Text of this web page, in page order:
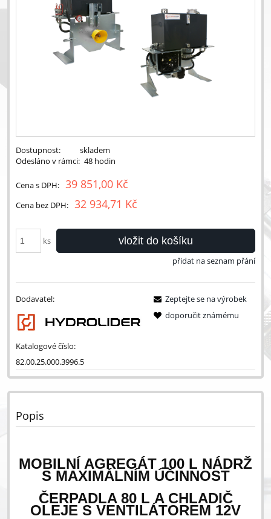
Dostupnost:
skladem
Odesláno v rámci: 48 hodin
Cena s DPH: 39 851,00 Kč
Cena bez DPH: 32 934,71 Kč
ks vložit do košíku
přidat na seznam přání
Dodavatel:
Katalogové číslo:
82.00.25.000.3996.5
Zeptejte se na výrobek
doporučit známému
Popis
MOBILNÍ AGREGÁT 100 L NÁDRŽ
S MAXIMÁLNÍM ÚČINNOST
ČERPADLA 80 L A CHLADIČ
OLEJE S VENTILÁTOREM 12V